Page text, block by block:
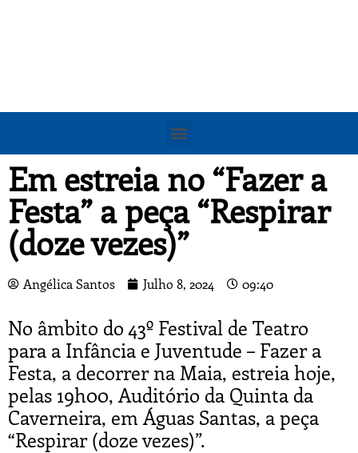
Em estreia no “Fazer a
Festa” a peça “Respirar
(doze vezes)”
Angélica Santos Julho 8, 2024 09:40
No âmbito do 43º Festival de Teatro
para a Infância e Juventude – Fazer a
Festa, a decorrer na Maia, estreia hoje,
pelas 19h00, Auditório da Quinta da
Caverneira, em Águas Santas, a peça
“Respirar (doze vezes)”.